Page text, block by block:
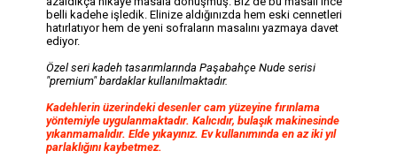
belli kadehe işledik. Elinize aldığınızda hem eski cennetleri
hatırlatıyor hem de yeni sofraların masalını yazmaya davet
ediyor.
Özel seri kadeh tasarımlarında Paşabahçe Nude serisi
"premium" bardaklar kullanılmaktadır.
Kadehlerin üzerindeki desenler cam yüzeyine fırınlama
yöntemiyle uygulanmaktadır. Kalıcıdır, bulaşık makinesinde
yıkanmamalıdır. Elde yıkayınız. Ev kullanımında en az iki yıl
parlaklığını kaybetmez.